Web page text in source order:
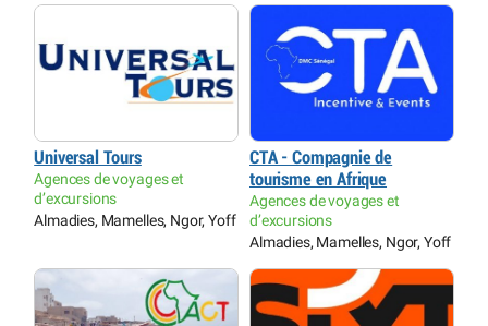
Universal Tours
Agences de voyages et
d’excursions
Almadies, Mamelles, Ngor, Yoff
CTA - Compagnie de
tourisme en Afrique
Agences de voyages et
d’excursions
Almadies, Mamelles, Ngor, Yoff